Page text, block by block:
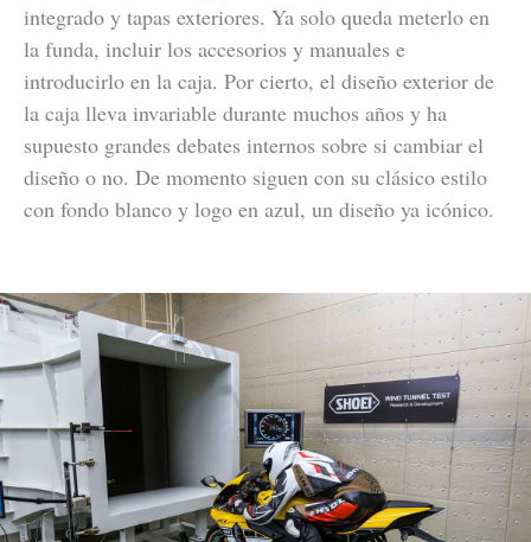
integrado y tapas exteriores. Ya solo queda meterlo en
la funda, incluir los accesorios y manuales e
introducirlo en la caja. Por cierto, el diseño exterior de
la caja lleva invariable durante muchos años y ha
supuesto grandes debates internos sobre si cambiar el
diseño o no. De momento siguen con su clásico estilo
con fondo blanco y logo en azul, un diseño ya icónico.